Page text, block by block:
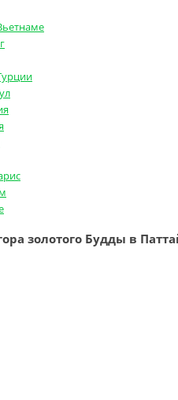
золотого Будды в